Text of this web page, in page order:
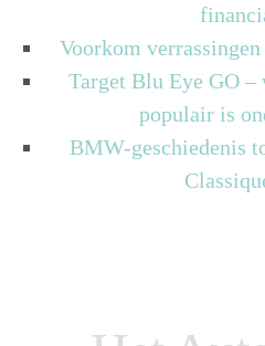
Voorkom
Target Blu Eye GO –
populair is
BMW-geschiedenis